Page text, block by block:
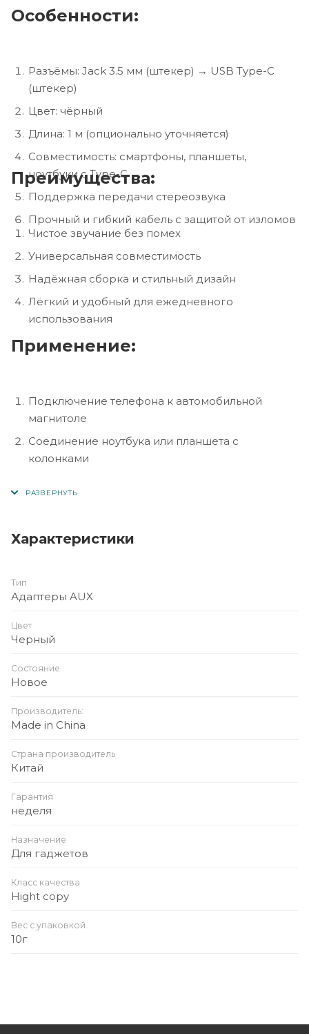
Особенности:
Разъёмы: Jack 3.5 мм (штекер) → USB Type-C
(штекер)
Цвет: чёрный
Длина: 1 м (опционально уточняется)
Совместимость: смартфоны, планшеты,
ноутбуки с Type-C
Поддержка передачи стереозвука
Прочный и гибкий кабель с защитой от изломов
Преимущества:
Чистое звучание без помех
Универсальная совместимость
Надёжная сборка и стильный дизайн
Лёгкий и удобный для ежедневного
использования
Применение:
Подключение телефона к автомобильной
магнитоле
Соединение ноутбука или планшета с
колонками
Характеристики
Тип
Адаптеры AUX
Цвет
Черный
Состояние
Новое
Производитель:
Made in China
Страна производитель
Китай
Гарантия
неделя
Назначение
Для гаджетов
Класс качества
Hight copy
Вес с упаковкой
10г